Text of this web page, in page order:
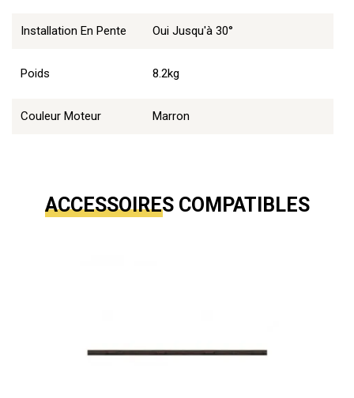
Installation En Pente Oui Jusqu'à 30°
Poids 8.2kg
Couleur Moteur Marron
ACCESSOIRES COMPATIBLES